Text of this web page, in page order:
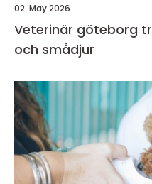
02. May 2026
Veterinär göteborg trygg vård för hund, katt
och smådjur